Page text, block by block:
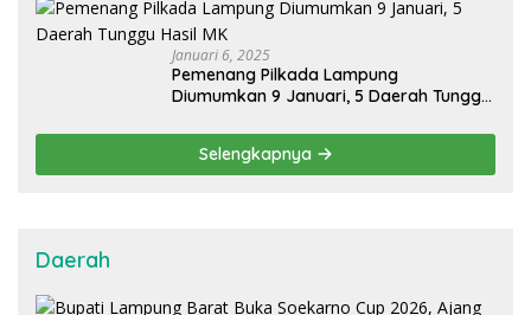
Januari 6, 2025
Pemenang Pilkada Lampung
Diumumkan 9 Januari, 5 Daerah Tunggu
Selengkapnya
Daerah